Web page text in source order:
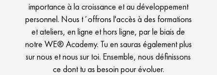
importance à la croissance et au développement
personnel. Nous t´offrons l'accès à des formations
et ateliers, en ligne et hors ligne, par le biais de
notre WE® Academy. Tu en sauras également plus
sur nous et nous sur toi. Ensemble, nous définissons
ce dont tu as besoin pour évoluer.